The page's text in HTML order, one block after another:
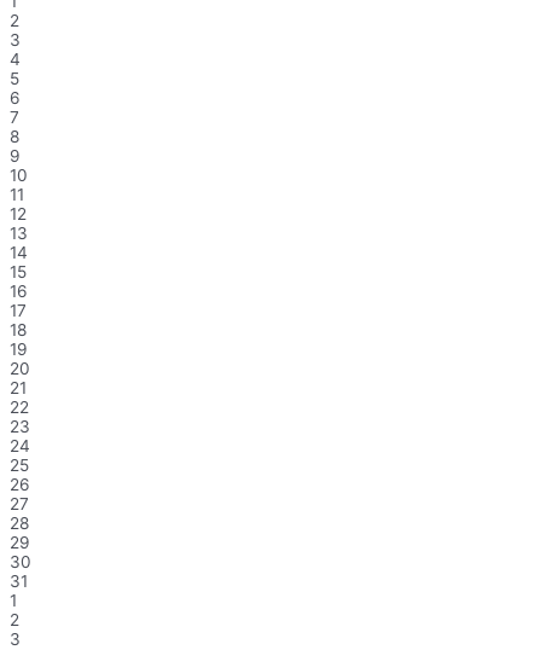
2
3
4
5
6
7
8
9
10
11
12
13
14
15
16
17
18
19
20
21
22
23
24
25
26
27
28
29
30
31
1
2
3